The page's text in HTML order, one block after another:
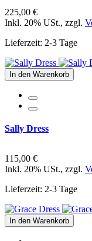
225,00 €
Inkl. 20% USt., zzgl.
Lieferzeit: 2-3 Tage
In den Warenkorb
Sally Dress
115,00 €
Inkl. 20% USt., zzgl.
Lieferzeit: 2-3 Tage
In den Warenkorb